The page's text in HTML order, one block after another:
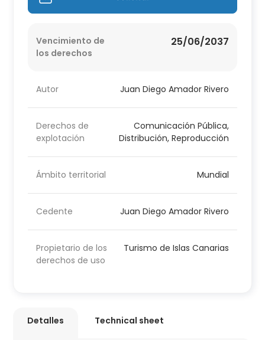
Vencimiento de
los derechos
25/06/2037
Autor Juan Diego Amador Rivero
Derechos de
explotación
Comunicación Pública,
Distribución, Reproducción
Ámbito territorial Mundial
Cedente Juan Diego Amador Rivero
Propietario de los
derechos de uso
Turismo de Islas Canarias
Detalles Technical sheet